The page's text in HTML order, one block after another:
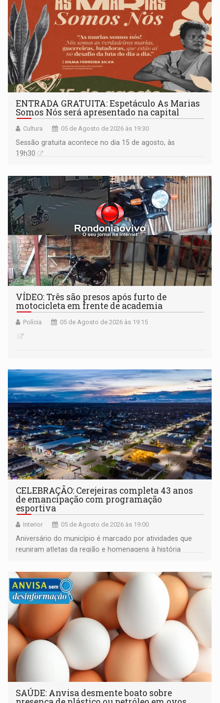
ENTRADA GRATUITA: Espetáculo As Marias
Somos Nós será apresentado na capital
Cultura 05 de Agosto de 2026 às 19:30
Sessão gratuita acontece no dia 15 de agosto, às
19h30
VÍDEO: Três são presos após furto de
motocicleta em frente de academia
Polícia 05 de Agosto de 2026 às 19:15
CELEBRAÇÃO: Cerejeiras completa 43 anos
de emancipação com programação
esportiva
Interior 05 de Agosto de 2026 às 19:00
Aniversário do município é marcado por atividades que
reuniram atletas da região e homenagens à história
SAÚDE: Anvisa desmente boato sobre